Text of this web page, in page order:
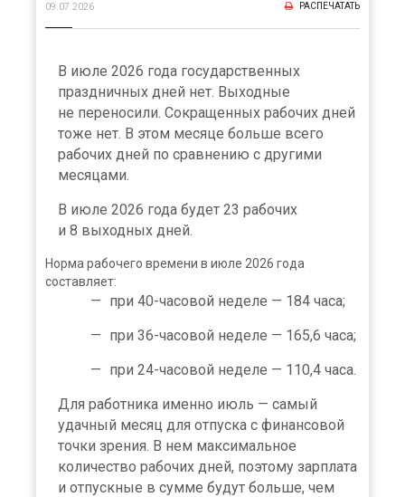
09.07.2026 РАСПЕЧАТАТЬ
В июле 2026 года государственных
праздничных дней нет. Выходные
не переносили. Сокращенных рабочих дней
тоже нет. В этом месяце больше всего
рабочих дней по сравнению с другими
месяцами.
В июле 2026 года будет 23 рабочих
и 8 выходных дней.
Норма рабочего времени в июле 2026 года
составляет:
при 40-часовой неделе — 184 часа;
при 36-часовой неделе — 165,6 часа;
при 24-часовой неделе — 110,4 часа.
Для работника именно июль — самый
удачный месяц для отпуска с финансовой
точки зрения. В нем максимальное
количество рабочих дней, поэтому зарплата
и отпускные в сумме будут больше, чем